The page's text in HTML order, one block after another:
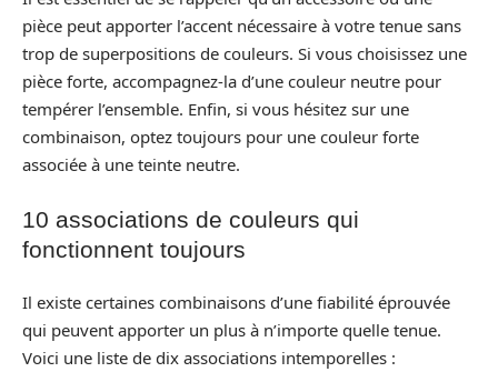
pièce peut apporter l’accent nécessaire à votre tenue sans
trop de superpositions de couleurs. Si vous choisissez une
pièce forte, accompagnez-la d’une couleur neutre pour
tempérer l’ensemble. Enfin, si vous hésitez sur une
combinaison, optez toujours pour une couleur forte
associée à une teinte neutre.
10 associations de couleurs qui
fonctionnent toujours
Il existe certaines combinaisons d’une fiabilité éprouvée
qui peuvent apporter un plus à n’importe quelle tenue.
Voici une liste de dix associations intemporelles :